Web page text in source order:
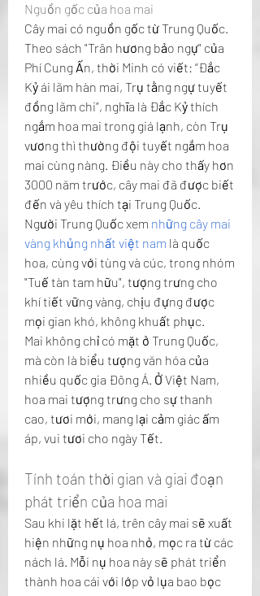
Nguồn gốc của hoa mai
Cây mai có nguồn gốc từ Trung Quốc.
Theo sách "Trân hương bảo ngự" của
Phí Cung Ấn, thời Minh có viết: “Đắc
Kỷ ái lãm hàn mai, Trụ tằng ngự tuyết
đồng lãm chi”, nghĩa là Đắc Kỷ thích
ngắm hoa mai trong giá lạnh, còn Trụ
vương thì thường đội tuyết ngắm hoa
mai cùng nàng. Điều này cho thấy hơn
3000 năm trước, cây mai đã được biết
đến và yêu thích tại Trung Quốc.
Người Trung Quốc xem những cây mai
vàng khủng nhất việt nam là quốc
hoa, cùng với tùng và cúc, trong nhóm
"Tuế tàn tam hữu", tượng trưng cho
khí tiết vững vàng, chịu đựng được
mọi gian khó, không khuất phục.
Mai không chỉ có mặt ở Trung Quốc,
mà còn là biểu tượng văn hóa của
nhiều quốc gia Đông Á. Ở Việt Nam,
hoa mai tượng trưng cho sự thanh
cao, tươi mới, mang lại cảm giác ấm
áp, vui tươi cho ngày Tết.
Tính toán thời gian và giai đoạn
phát triển của hoa mai
Sau khi lặt hết lá, trên cây mai sẽ xuất
hiện những nụ hoa nhỏ, mọc ra từ các
nách lá. Mỗi nụ hoa này sẽ phát triển
thành hoa cái với lớp vỏ lụa bao bọc